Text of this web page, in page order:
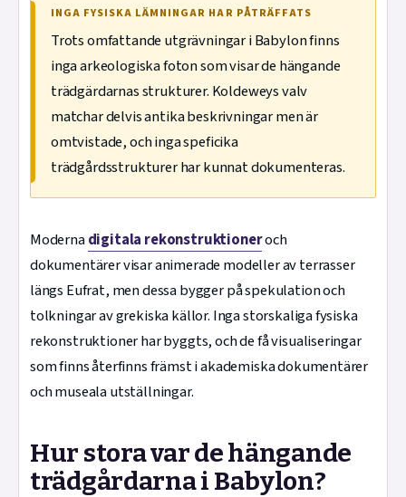
INGA FYSISKA LÄMNINGAR HAR PÅTRÄFFATS
Trots omfattande utgrävningar i Babylon finns
inga arkeologiska foton som visar de hängande
trädgärdarnas strukturer. Koldeweys valv
matchar delvis antika beskrivningar men är
omtvistade, och inga speficika
trädgårdsstrukturer har kunnat dokumenteras.
Modernadigitala rekonstruktioneroch
dokumentärer visar animerade modeller av terrasser
längs Eufrat, men dessa bygger på spekulation och
tolkningar av grekiska källor. Inga storskaliga fysiska
rekonstruktioner har byggts, och de få visualiseringar
som finns återfinns främst i akademiska dokumentärer
och museala utställningar.
Hur stora var de hängande
trädgårdarna i Babylon?